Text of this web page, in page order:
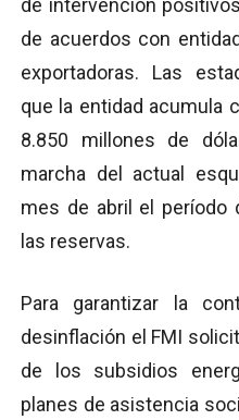
de intervención
de acuerdos con
exportadoras. Las
que la entidad acumula
8.850 millones de
marcha del actual
mes de abril el período
las reservas.
Para garantizar la
desinflación el FMI
de los subsidios
planes de asistencia